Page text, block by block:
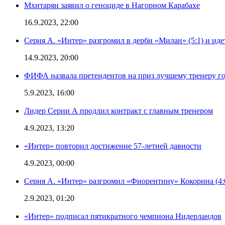
Мхитарян заявил о геноциде в Нагорном Карабахе
16.9.2023, 22:00
Серия А. «Интер» разгромил в дерби «Милан» (5:1) и
14.9.2023, 20:00
ФИФА назвала претендентов на приз лучшему тренеру
5.9.2023, 16:00
Лидер Серии А продлил контракт с главным тренером
4.9.2023, 13:20
«Интер» повторил достижение 57-летней давности
4.9.2023, 00:00
Серия А. «Интер» разгромил «Фиорентину» Кокорина
2.9.2023, 01:20
«Интер» подписал пятикратного чемпиона Нидерландов